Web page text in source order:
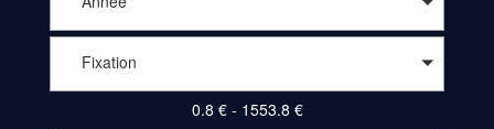
Fixation